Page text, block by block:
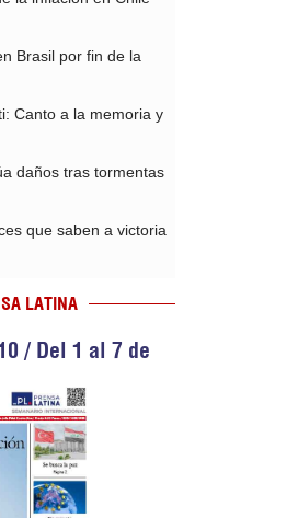
Brasil por fin de la
Canto a la memoria y
daños tras tormentas
que saben a victoria
LATINA
/ Del 1 al 7 de